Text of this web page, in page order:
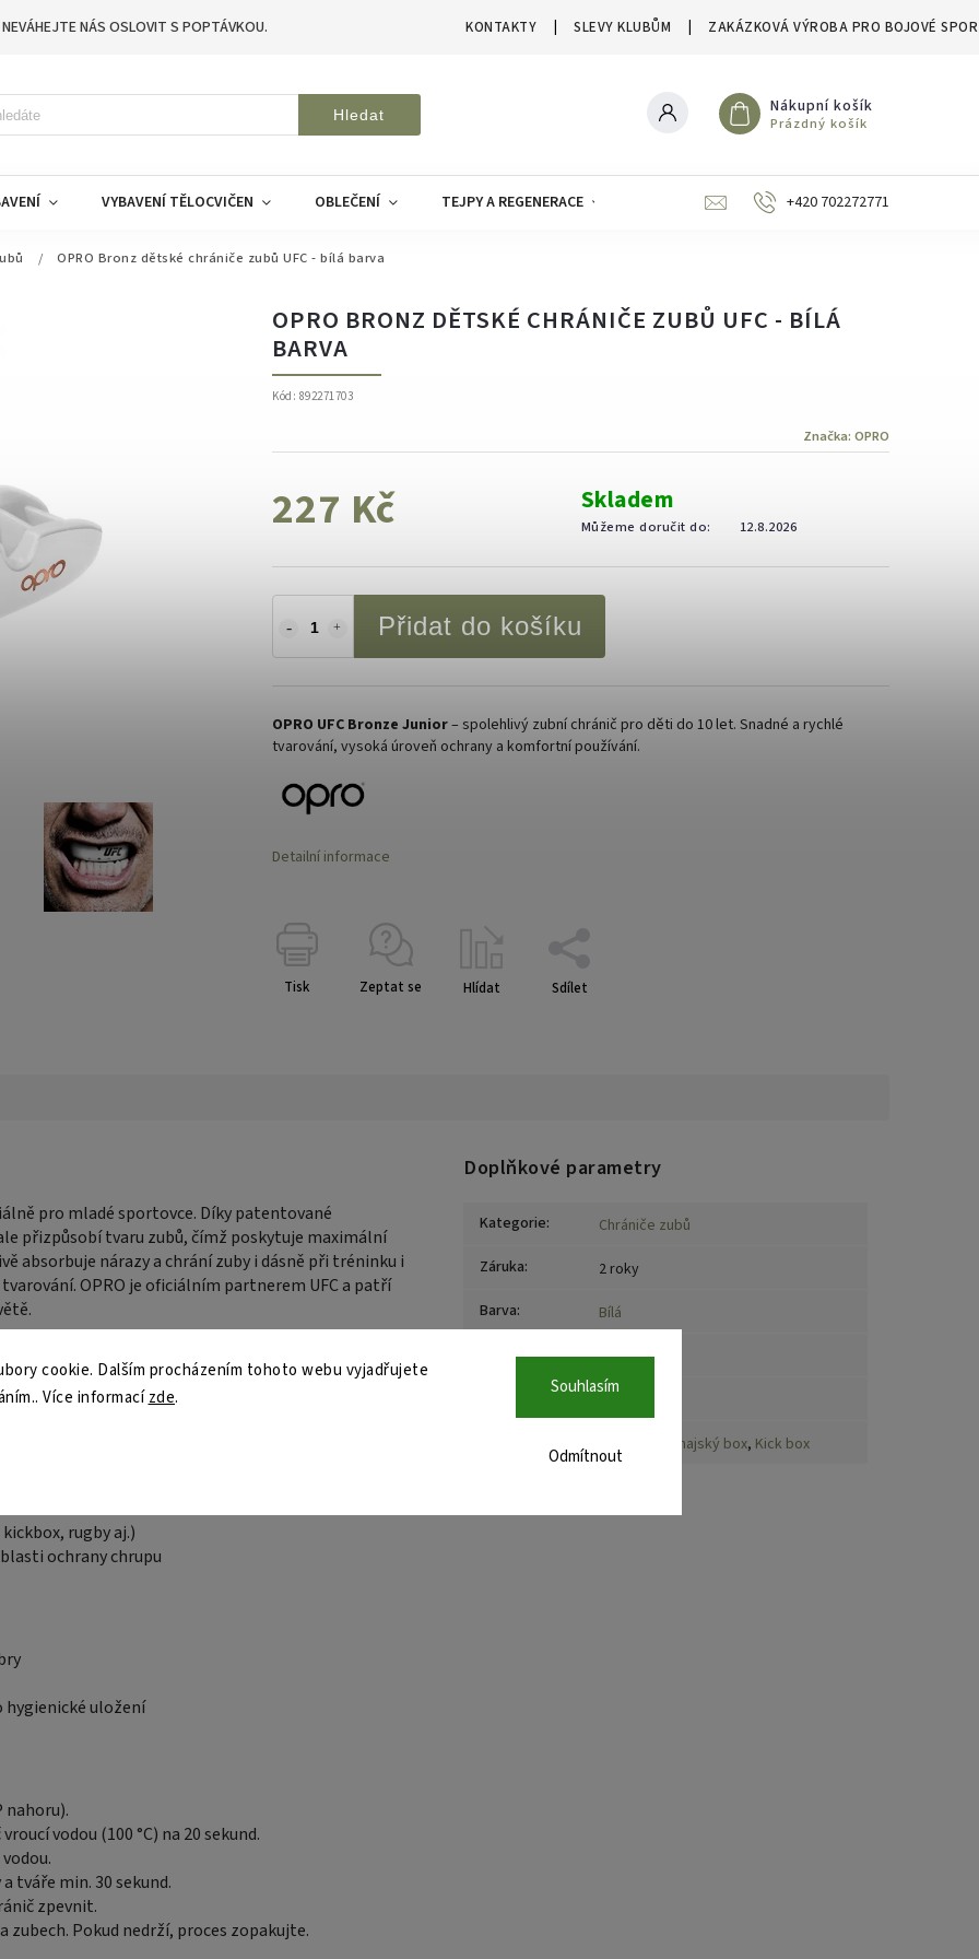
cookie. Dalším procházením tohoto webu vyjadřujete
Více informacízde.
Odmítnout
Souhlasím
NÁS OSLOVIT S POPTÁVKOU. KONTAKTY SLEVY KLUBŮM ZAKÁZKOVÁ VÝROBA PRO BOJOVÉ
Hledat Nákupní košík
Prázdný košík
VYBAVENÍ TĚLOCVIČEN OBLEČENÍ TEJPY A REGENERACE SLEVY A VÝPRODEJE
+420 702272771
/ OPRO Bronz dětské chrániče zubů UFC - bílá barva
OPRO BRONZ DĚTSKÉ CHRÁNIČE ZUBŮ UFC - BÍLÁ
BARVA
Kód: 892271703
Značka: OPRO
227 Kč Skladem
Můžeme doručit do: 12.8.2026
Přidat do košíku
OPRO UFC Bronze Junior– spolehlivý zubní chránič pro děti do 10 let. Snadné a rychlé
tvarování, vysoká úroveň ochrany a komfortní používání.
Detailní informace
Tisk Zeptat se Hlídat Sdílet
pro mladé sportovce. Díky patentované
přizpůsobí tvaru zubů, čímž poskytuje maximální
absorbuje nárazy a chrání zuby i dásně při tréninku i
OPRO je oficiálním partnerem UFC a patří
k zubům
dásní
rugby aj.)
ochrany chrupu
hygienické uložení
nahoru).
vodou (100 °C) na 20 sekund.
tváře min. 30 sekund.
zpevnit.
zubech. Pokud nedrží, proces zopakujte.
Doplňkové parametry
Kategorie:
Chrániče zubů
Záruka:
2 roky
Barva:
Bílá
Určení:
Děti
Box Thajský box, Kick box